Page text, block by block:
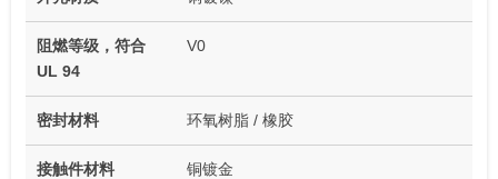
阻燃等级，符合
UL 94
V0
密封材料 环氧树脂 / 橡胶
接触件材料 铜镀金